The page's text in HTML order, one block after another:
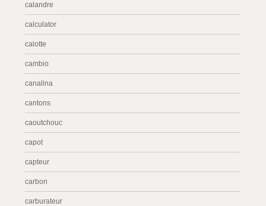
calandre
calculator
calotte
cambio
canalina
cantons
caoutchouc
capot
capteur
carbon
carburateur